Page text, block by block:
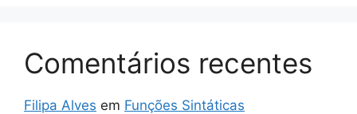
Comentários recentes
Filipa Alves em Funções Sintáticas